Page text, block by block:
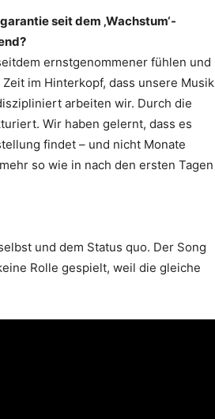
seit dem ‚Wachstum‘-
ernstgenommener fühlen und
im Hinterkopf, dass unsere Musik
arbeiten wir. Durch die
Wir haben gelernt, dass es
findet – und nicht Monate
so wie in nach den ersten Tagen
und dem Status quo. Der Song
Rolle gespielt, weil die gleiche